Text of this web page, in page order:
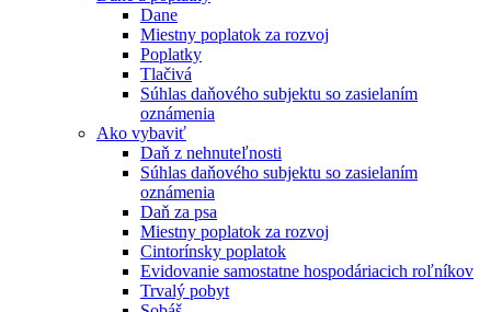
Dane
Miestny poplatok za rozvoj
Poplatky
Tlačivá
Súhlas daňového subjektu so zasielaním
oznámenia
Ako vybaviť
Daň z nehnuteľnosti
Súhlas daňového subjektu so zasielaním
oznámenia
Daň za psa
Miestny poplatok za rozvoj
Cintorínsky poplatok
Evidovanie samostatne hospodáriacich roľníkov
Trvalý pobyt